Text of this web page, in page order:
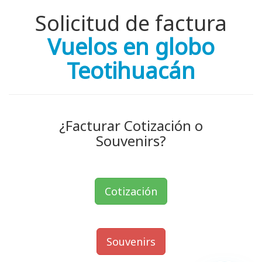
Solicitud de factura
Vuelos en globo
Teotihuacán
¿Facturar Cotización o
Souvenirs?
Cotización
Souvenirs